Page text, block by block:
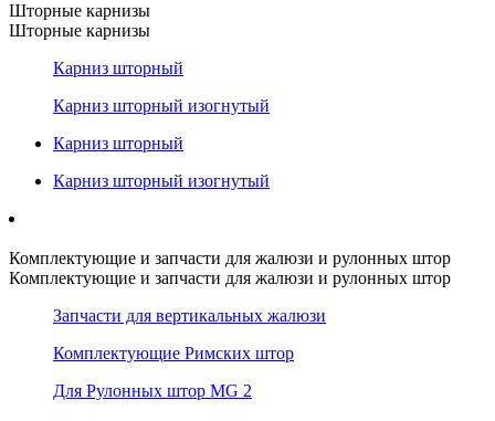
Шторные карнизы
Шторные карнизы
Карниз шторный
Карниз шторный изогнутый
Карниз шторный
Карниз шторный изогнутый
Комплектующие и запчасти для жалюзи и рулонных штор
Комплектующие и запчасти для жалюзи и рулонных штор
Запчасти для вертикальных жалюзи
Комплектующие Римских штор
Для Рулонных штор MG 2